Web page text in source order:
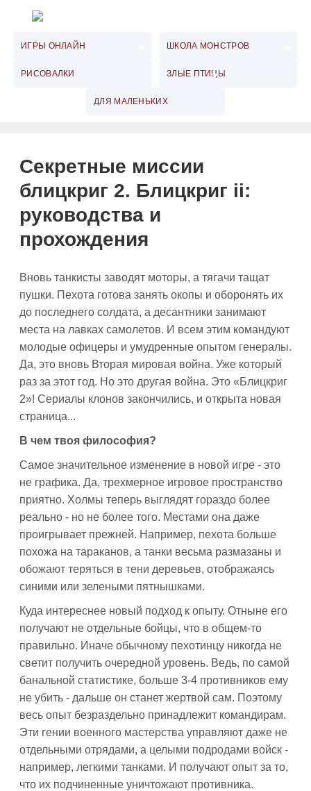
ИГРЫ ОНЛАЙН ШКОЛА МОНСТРОВ
РИСОВАЛКИ ЗЛЫЕ ПТИЦЫ
ДЛЯ МАЛЕНЬКИХ
Секретные миссии
блицкриг 2. Блицкриг ii:
руководства и
прохождения
Вновь танкисты заводят моторы, а тягачи тащат
пушки. Пехота готова занять окопы и оборонять их
до последнего солдата, а десантники занимают
места на лавках самолетов. И всем этим командуют
молодые офицеры и умудренные опытом генералы.
Да, это вновь Вторая мировая война. Уже который
раз за этот год. Но это другая война. Это «Блицкриг
2»! Сериалы клонов закончились, и открыта новая
страница...
В чем твоя философия?
Самое значительное изменение в новой игре - это
не графика. Да, трехмерное игровое пространство
приятно. Холмы теперь выглядят гораздо более
реально - но не более того. Местами она даже
проигрывает прежней. Например, пехота больше
похожа на тараканов, а танки весьма размазаны и
обожают теряться в тени деревьев, отображаясь
синими или зелеными пятнышками.
Куда интереснее новый подход к опыту. Отныне его
получают не отдельные бойцы, что в общем-то
правильно. Иначе обычному пехотинцу никогда не
светит получить очередной уровень. Ведь, по самой
банальной статистике, больше 3-4 противников ему
не убить - дальше он станет жертвой сам. Поэтому
весь опыт безраздельно принадлежит командирам.
Эти гении военного мастерства управляют даже не
отдельными отрядами, а целыми подродами войск -
например, легкими танками. И получают опыт за то,
что их подчиненные уничтожают противника.